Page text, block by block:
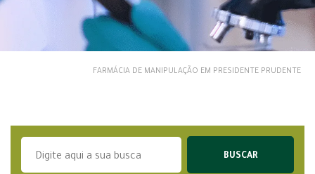
FARMÁCIA DE MANIPULAÇÃO EM PRESIDENTE PRUDENTE